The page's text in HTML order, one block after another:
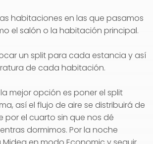
habitaciones en las que pasamos
el salón o la habitación principal.
un split para cada estancia y así
de cada habitación.
mejor opción es poner el split
así el flujo de aire se distribuirá de
por el cuarto sin que nos dé
dormimos. Por la noche